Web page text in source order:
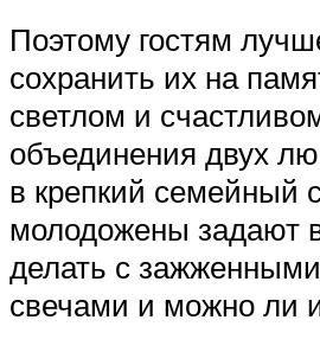
Поэтому гостям
сохранить их на
светлом и
объединения двух
в крепкий семейный
молодожены задают
делать с
свечами и можно ли